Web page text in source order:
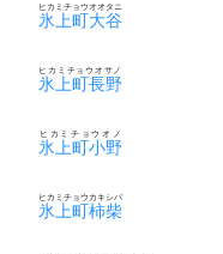
氷上町大谷
ヒカミチョウオオタニ
氷上町長野
ヒカミチョウオサノ
氷上町小野
ヒカミチョウオノ
氷上町柿柴
ヒカミチョウカキシバ